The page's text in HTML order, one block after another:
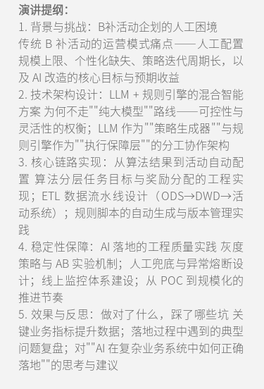
演讲提纲：
1. 背景与挑战：B补活动企划的人工困境
传统 B 补活动的运营模式痛点——人工配置
规模上限、个性化缺失、策略迭代周期长，以
及 AI 改造的核心目标与预期收益
2. 技术架构设计：LLM + 规则引擎的混合智能
方案 为何不走""纯大模型""路线——可控性与
灵活性的权衡；LLM 作为""策略生成器""与规
则引擎作为""执行保障层""的分工协作架构
3. 核心链路实现：从算法结果到活动自动配
置 算法分层任务目标与奖励分配的工程实
现；ETL 数据流水线设计（ODS→DWD→活
动系统）；规则脚本的自动生成与版本管理实
践
4. 稳定性保障：AI 落地的工程质量实践 灰度
策略与 AB 实验机制；人工兜底与异常熔断设
计；线上监控体系建设；从 POC 到规模化的
推进节奏
5. 效果与反思：做对了什么，踩了哪些坑 关
键业务指标提升数据；落地过程中遇到的典型
问题复盘；对""AI 在复杂业务系统中如何正确
落地""的思考与建议